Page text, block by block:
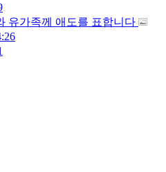
유가족께 애도를 표합니다